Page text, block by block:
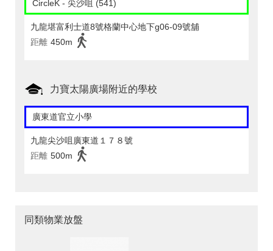
CircleK - 尖沙咀 (541)
九龍堪富利士道8號格蘭中心地下g06-09號舖
距離 450m
力寶太陽廣場附近的學校
廣東道官立小學
九龍尖沙咀廣東道１７８號
距離 500m
同類物業放盤